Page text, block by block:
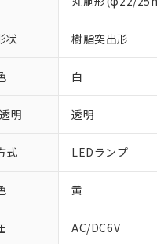
状 樹脂突出形
白
明 透明
式 LEDランプ
黄
AC/DC6V
ご利用条件
以下の条件をお読
くものです。
当社制御機
※1 対応状況
対応済み：EU
調査・確認中：
非該当品：ライセ
仕入先様の事情
があります。
六価クロム(Cr(Ⅵ))
フタル酸ビス(2-エチ
※1 中国
「○」：最大均質
「×」：最大均質
「－」：未確認で
当社は、こ
う）を輸出
などの必要な
記
説明